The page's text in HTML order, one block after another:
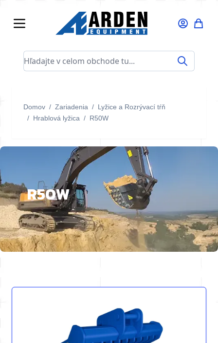
Hľadajte v celom obchode tu...
Domov / Zariadenia / Lyžice a Rozrývací tŕň
/ Hrablová lyžica / R50W
R50W